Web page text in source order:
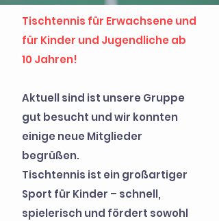
Tischtennis für Erwachsene und
für Kinder und Jugendliche ab
10 Jahren!
Aktuell sind ist unsere Gruppe
gut besucht und wir konnten
einige neue Mitglieder
begrüßen.
Tischtennis ist ein großartiger
Sport für Kinder – schnell,
spielerisch und fördert sowohl